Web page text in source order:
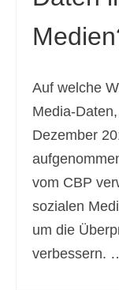
Auf welche
Media-
Dezember
vom CBP
sozialen
um die
verbessern.